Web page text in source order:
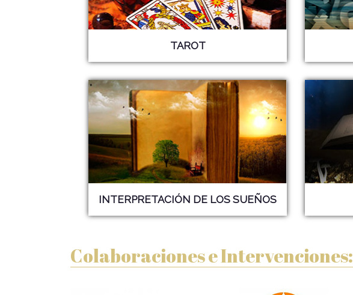
TAROT
INTERPRETACIÓN DE LOS SUEÑOS
Colaboraciones e Intervenciones: